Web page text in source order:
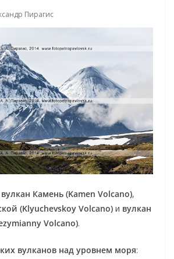
Пирагис
вулкан Камень (Kamen Volcano),
(Klyuchevskoy Volcano) и вулкан
Volcano).
вулканов над уровнем моря: